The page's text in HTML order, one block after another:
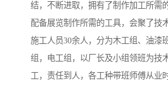
结，不断进取，拥有了制作加工所需
配备展览制作所需的工具，会聚了技
施工人员30余人，分为木工组、油漆
组，电工组，以厂长及小组领班为技
工，责任到人，各工种带班师傅从业